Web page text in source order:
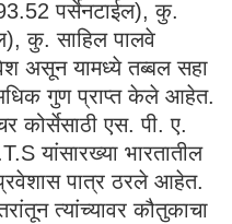
पर्सेनटाईल), कु.
कु. साहिल पालवे
असून यामध्ये तब्बल सहा
अधिक गुण प्राप्त केले आहेत.
कोर्सेसाठी एस. पी. ए.
यांसारख्या भारतातील
पात्र ठरले आहेत.
त्यांच्यावर कौतुकाचा